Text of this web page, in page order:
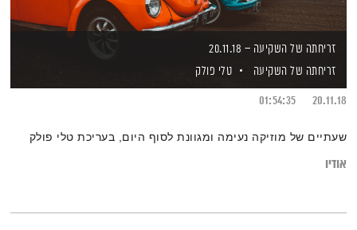
זריחתה של השקיעה – 20.11.18
זריחתה של השקיעה
טלי פולק
20.11.18
01:54:35
שעתיים של מוזיקה נעימה ומגוונת לסוף היום, בעריכת טלי פולק
אודיו